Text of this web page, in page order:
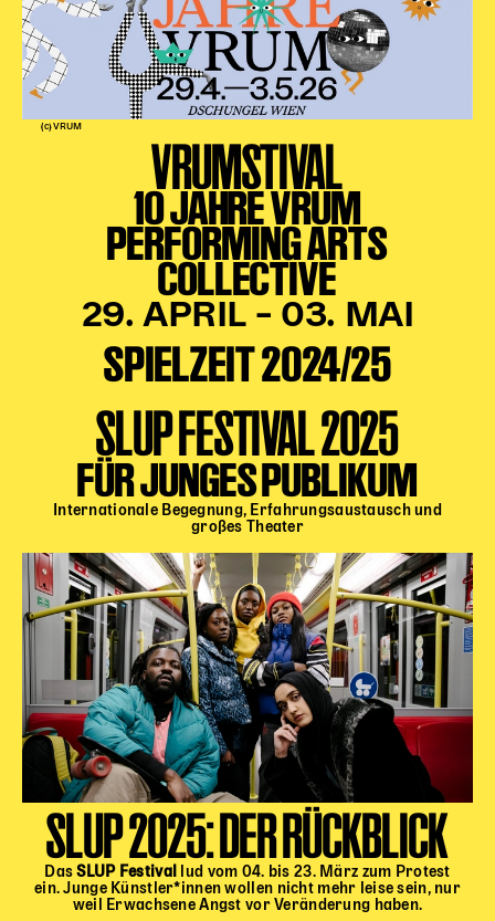
(c) VRUM
VRUMSTIVAL
10 JAHRE VRUM
PERFORMING ARTS
COLLECTIVE
29. APRIL – 03. MAI
SPIELZEIT 2024/25
SLUP FESTIVAL 2025
FÜR JUNGES PUBLIKUM
Internationale Begegnung, Erfahrungsaustausch und
großes Theater
SLUP 2025: DER RÜCKBLICK
DasSLUP Festival
lud vom 04. bis 23. März zum Protest
ein. Junge Künstler*innen wollen nicht mehr leise sein, nur
weil Erwachsene Angst vor Veränderung haben.